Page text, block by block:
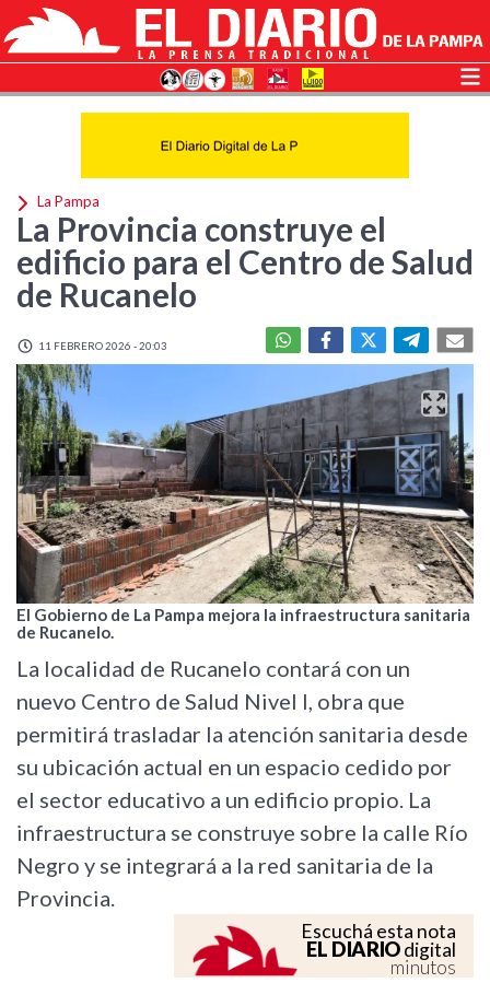
La Pampa
La Provincia construye el
edificio para el Centro de Salud
de Rucanelo
11 FEBRERO 2026 - 20:03
El Gobierno de La Pampa mejora la infraestructura sanitaria
de Rucanelo.
La localidad de Rucanelo contará con un
nuevo Centro de Salud Nivel I, obra que
permitirá trasladar la atención sanitaria desde
su ubicación actual en un espacio cedido por
el sector educativo a un edificio propio. La
infraestructura se construye sobre la calle Río
Negro y se integrará a la red sanitaria de la
Provincia.
Escuchá esta nota
EL DIARIOdigital
minutos